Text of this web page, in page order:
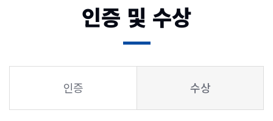
인증 및 수상
인증 수상